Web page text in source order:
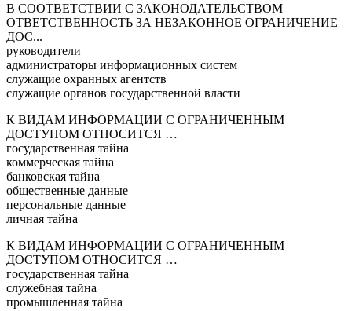
В СООТВЕТСТВИИ С ЗАКОНОДАТЕЛЬСТВОМ
ОТВЕТСТВЕННОСТЬ ЗА НЕЗАКОННОЕ ОГРАНИЧЕНИЕ
ДОС...
руководители
администраторы информационных систем
служащие охранных агентств
служащие органов государственной власти
К ВИДАМ ИНФОРМАЦИИ С ОГРАНИЧЕННЫМ
ДОСТУПОМ ОТНОСИТСЯ …
государственная тайна
коммерческая тайна
банковская тайна
общественные данные
персональные данные
личная тайна
К ВИДАМ ИНФОРМАЦИИ С ОГРАНИЧЕННЫМ
ДОСТУПОМ ОТНОСИТСЯ …
государственная тайна
служебная тайна
промышленная тайна